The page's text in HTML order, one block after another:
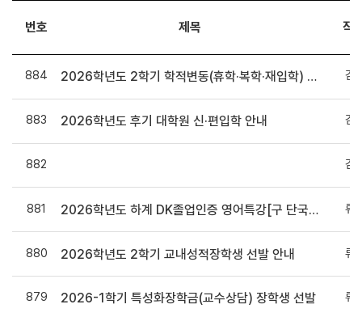
번호 제목 작
884 2026학년도 2학기 학적변동(휴학·복학·재입학) 및 학기 재수강 신청 안내 김
883 2026학년도 후기 대학원 신·편입학 안내 김
882 김
881 2026학년도 하계 DK졸업인증 영어특강[구 단국영어몰입프로그램(i EDU)] 개설 안내 류
880 2026학년도 2학기 교내성적장학생 선발 안내 류
879 2026-1학기 특성화장학금(교수상담) 장학생 선발 류